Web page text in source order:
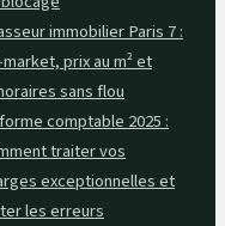
immobilier Paris 7 :
prix au m² et
sans flou
comptable 2025 :
traiter vos
exceptionnelles et
les erreurs